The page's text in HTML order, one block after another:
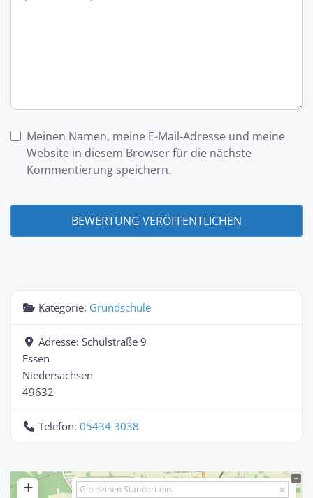
Meinen Namen, meine E-Mail-Adresse und meine
Website in diesem Browser für die nächste
Kommentierung speichern.
Kategorie: Grundschule
Adresse: Schulstraße 9
Essen
Niedersachsen
49632
Telefon: 05434 3038
+